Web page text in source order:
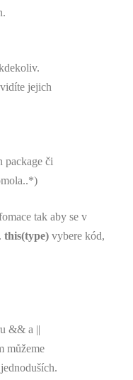
jejich
package či
tak aby se v
this(type) vybere kód,
&& a ||
můžeme